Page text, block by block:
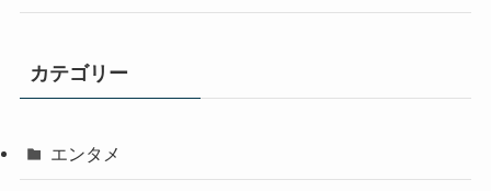
カテゴリー
エンタメ